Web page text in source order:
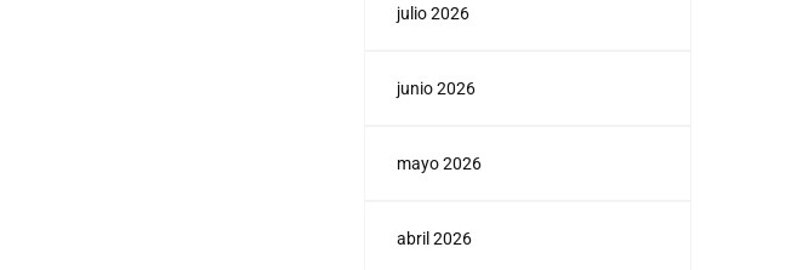
julio 2026
junio 2026
mayo 2026
abril 2026